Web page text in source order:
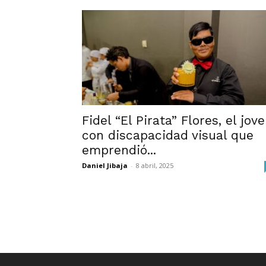
Fidel “El Pirata” Flores, el
con discapacidad visual que
emprendió...
Daniel Jibaja - 8 abril, 2025